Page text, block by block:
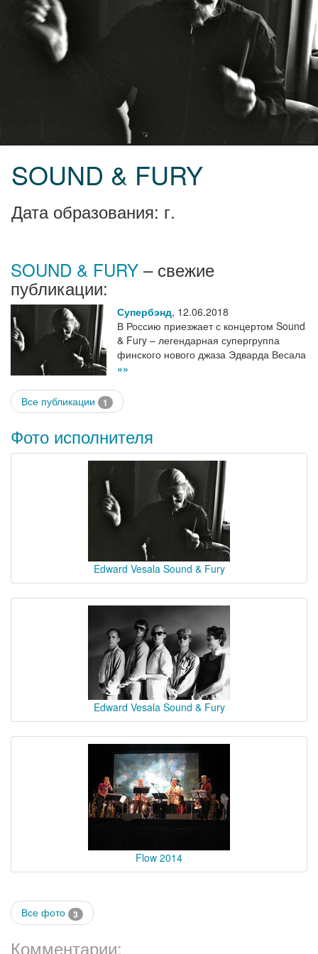
SOUND & FURY
Дата образования: г.
SOUND & FURY – свежие
публикации:
Супербэнд, 12.06.2018
В Россию приезжает с концертом Sound
& Fury – легендарная супергруппа
финского нового джаза Эдварда Весала
»»
Все публикации 1
Фото исполнителя
Edward Vesala Sound & Fury
Edward Vesala Sound & Fury
Flow 2014
Все фото 3
Комментарии: